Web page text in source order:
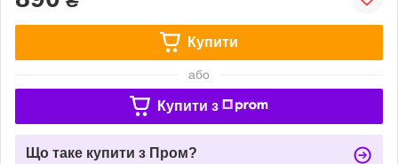
Купити
або
Купити з
Що таке купити з Пром?